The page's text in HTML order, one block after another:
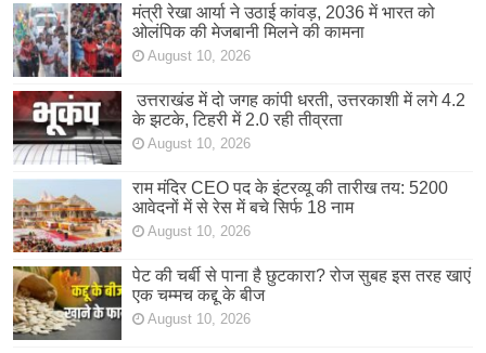
मंत्री रेखा आर्या ने उठाई कांवड़, 2036 में भारत को
ओलंपिक की मेजबानी मिलने की कामना
August 10, 2026
उत्तराखंड में दो जगह कांपी धरती, उत्तरकाशी में लगे 4.2
के झटके, टिहरी में 2.0 रही तीव्रता
August 10, 2026
राम मंदिर CEO पद के इंटरव्यू की तारीख तय: 5200
आवेदनों में से रेस में बचे सिर्फ 18 नाम
August 10, 2026
पेट की चर्बी से पाना है छुटकारा? रोज सुबह इस तरह खाएं
एक चम्मच कद्दू के बीज
August 10, 2026